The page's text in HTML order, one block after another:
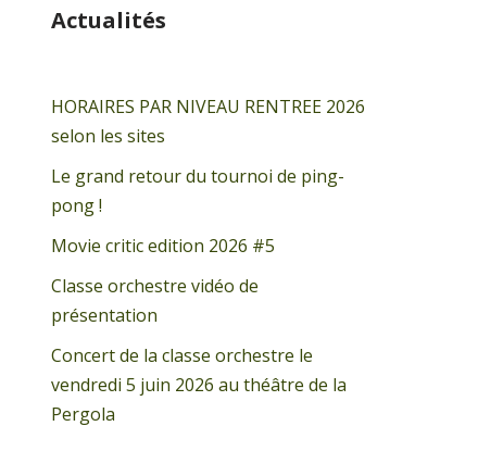
Actualités
HORAIRES PAR NIVEAU RENTREE 2026
selon les sites
Le grand retour du tournoi de ping-
pong !
Movie critic edition 2026 #5
Classe orchestre vidéo de
présentation
Concert de la classe orchestre le
vendredi 5 juin 2026 au théâtre de la
Pergola